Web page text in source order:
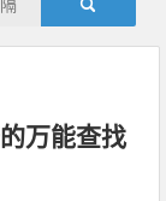
万能查找